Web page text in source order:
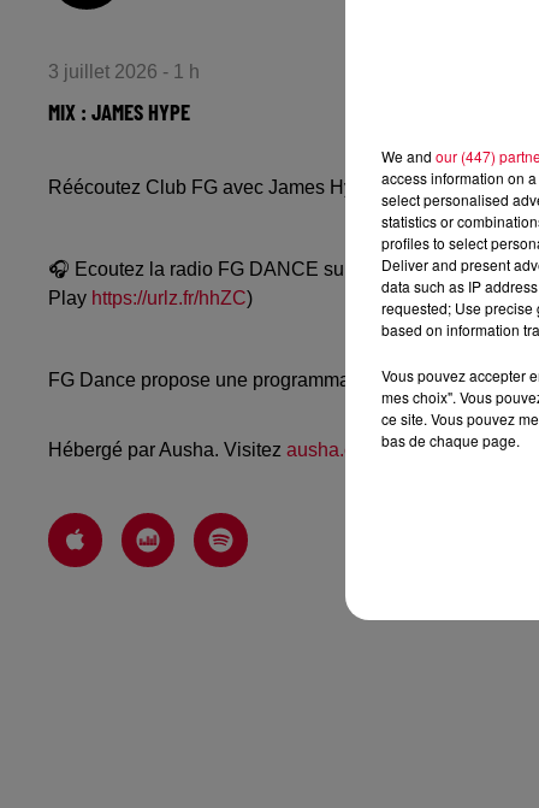
3 juillet 2026 - 1 h
MIX : JAMES HYPE
Réécoutez Club FG avec James Hype du mardi 30 juin
🎧 Ecoutez la radio FG DANCE sur
www.radiofg.com/fg-
Play https://urlz.fr/hhZC)
FG Dance propose une programmation dance, EDM,
Hébergé par Ausha. Visitez ausha.co/politique-de-
We and our (447)
access information on
select personalised
statistics or
profiles to select
Deliver and present
data such as IP
requested; Use precise
based on information
Vous pouvez accepter
mes choix". Vous
ce site. Vous pouvez
bas de chaque page.